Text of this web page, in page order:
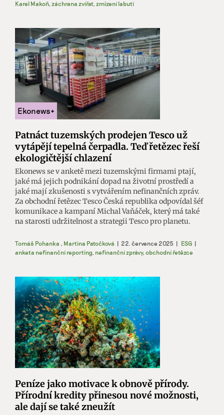
Karel Makoň, záchrana zvířat, zmizení labutí
Patnáct tuzemských prodejen Tesco už
vytápějí tepelná čerpadla. Teď řetězec řeší
ekologičtější chlazení
Ekonews se v anketě mezi tuzemskými firmami ptají,
jaké má jejich podnikání dopad na životní prostředí a
jaké mají zkušenosti s vytvářením nefinančních zpráv.
Za obchodní řetězec Tesco Česká republika odpovídal šéf
komunikace a kampaní Michal Vaňáček, který má také
na starosti udržitelnost a strategii Tesco pro planetu.
Tomáš Pohanka , Martina Patočková | 22. července 2025 | ESG |
anketa nefinanční reporting, nefinanční zprávy, obchodní řetězce
Peníze jako motivace k obnově přírody.
Přírodní kredity přinesou nové možnosti,
ale dají se také zneužít